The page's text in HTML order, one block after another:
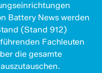
Battery News werden
(Stand 912)
Fachleuten
die gesamte